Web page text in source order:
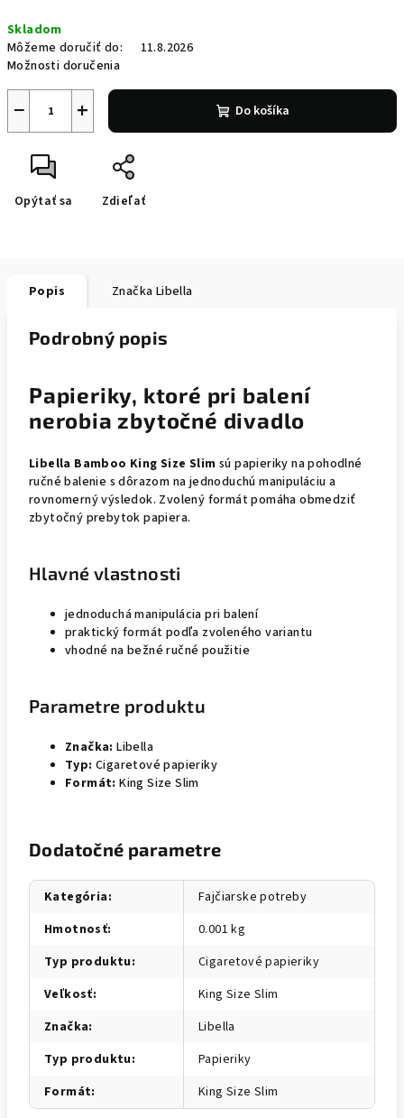
cena:
Skladom
Môžeme doručiť do:
11.8.2026
Možnosti doručenia
+
− Do košíka
Opýtať sa Zdieľať
Popis Značka Libella
Podrobný popis
Papieriky, ktoré pri balení
nerobia zbytočné divadlo
Libella Bamboo King Size Slim sú papieriky na pohodlné
ručné balenie s dôrazom na jednoduchú manipuláciu a
rovnomerný výsledok. Zvolený formát pomáha obmedziť
zbytočný prebytok papiera.
Hlavné vlastnosti
jednoduchá manipulácia pri balení
praktický formát podľa zvoleného variantu
vhodné na bežné ručné použitie
Parametre produktu
Značka: Libella
Typ: Cigaretové papieriky
Formát: King Size Slim
Dodatočné parametre
Kategória:
Fajčiarske potreby
Hmotnosť:
0.001 kg
Typ produktu:
Cigaretové papieriky
Veľkosť:
King Size Slim
Značka:
Libella
Typ produktu:
Papieriky
Formát: King Size Slim